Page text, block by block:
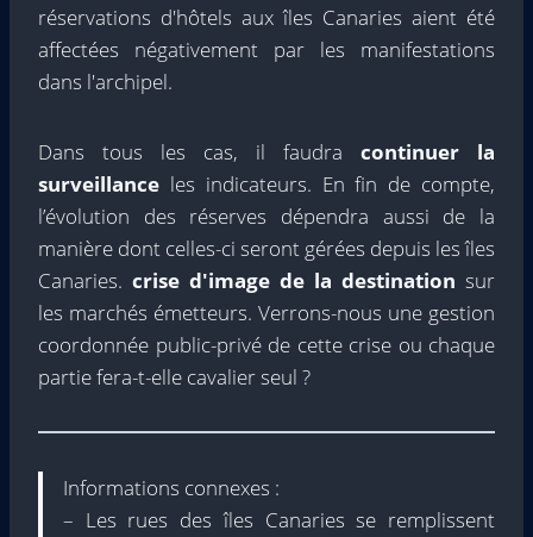
réservations d'hôtels aux îles Canaries aient été
affectées négativement par les manifestations
dans l'archipel.
Dans tous les cas, il faudra continuer la
surveillance les indicateurs. En fin de compte,
l’évolution des réserves dépendra aussi de la
manière dont celles-ci seront gérées depuis les îles
Canaries. crise d'image de la destination sur
les marchés émetteurs. Verrons-nous une gestion
coordonnée public-privé de cette crise ou chaque
partie fera-t-elle cavalier seul ?
Informations connexes :
– Les rues des îles Canaries se remplissent